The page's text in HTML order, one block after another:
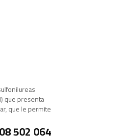
que presenta
que le permite
502 064